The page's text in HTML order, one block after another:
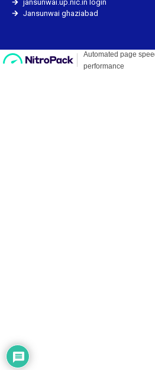
jansunwai.up.nic.in login
Jansunwai ghaziabad